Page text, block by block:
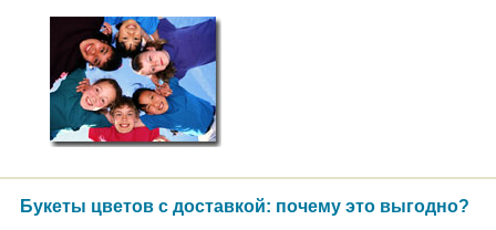
Букеты цветов с доставкой: почему это выгодно?